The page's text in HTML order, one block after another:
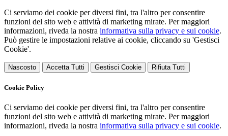
Ci serviamo dei cookie per diversi fini, tra l'altro per consentire
funzioni del sito web e attività di marketing mirate. Per maggiori
informazioni, riveda la nostra informativa sulla privacy e sui cookie.
Può gestire le impostazioni relative ai cookie, cliccando su 'Gestisci
Cookie'.
Nascosto Accetta Tutti Gestisci Cookie Rifiuta Tutti
Cookie Policy
Ci serviamo dei cookie per diversi fini, tra l'altro per consentire
funzioni del sito web e attività di marketing mirate. Per maggiori
informazioni, riveda la nostra informativa sulla privacy e sui cookie.